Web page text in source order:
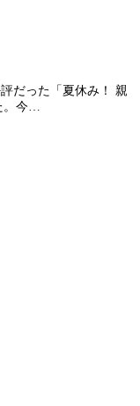
だった「夏休み！ 親
。今…